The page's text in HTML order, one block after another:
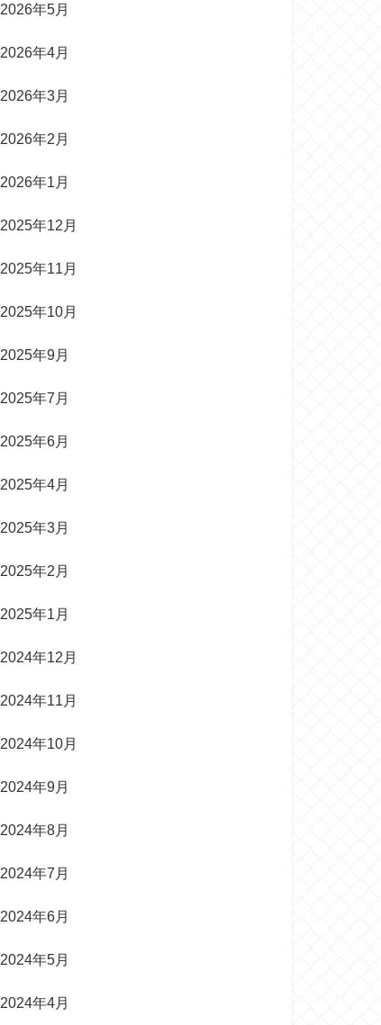
2026年5月
2026年4月
2026年3月
2026年2月
2026年1月
2025年12月
2025年11月
2025年10月
2025年9月
2025年7月
2025年6月
2025年4月
2025年3月
2025年2月
2025年1月
2024年12月
2024年11月
2024年10月
2024年9月
2024年8月
2024年7月
2024年6月
2024年5月
2024年4月